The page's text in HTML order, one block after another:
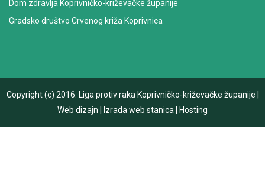
Dom zdravlja Koprivničko-križevačke županije
Gradsko društvo Crvenog križa Koprivnica
Copyright (c) 2016. Liga protiv raka Koprivničko-križevačke županije
Web dizajn
Izrada web stanica Hosting